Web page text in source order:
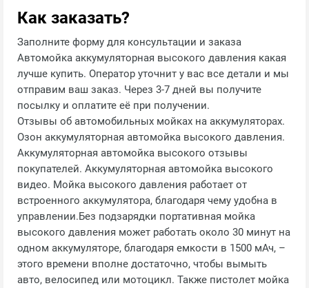
Как заказать?
Заполните форму для консультации и заказа
Автомойка аккумуляторная высокого давления какая
лучше купить. Оператор уточнит у вас все детали и мы
отправим ваш заказ. Через 3-7 дней вы получите
посылку и оплатите её при получении.
Отзывы об автомобильных мойках на аккумуляторах.
Озон аккумуляторная автомойка высокого давления.
Аккумуляторная автомойка высокого отзывы
покупателей. Аккумуляторная автомойка высокого
видео. Мойка высокого давления работает от
встроенного аккумулятора, благодаря чему удобна в
управлении.Без подзарядки портативная мойка
высокого давления может работать около 30 минут на
одном аккумуляторе, благодаря емкости в 1500 мАч, –
этого времени вполне достаточно, чтобы вымыть
авто, велосипед или мотоцикл. Также пистолет мойка